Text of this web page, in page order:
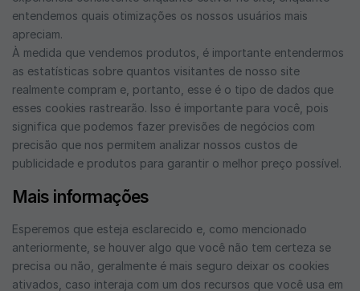
entendemos quais otimizações os nossos usuários mais
apreciam.
À medida que vendemos produtos, é importante entendermos
as estatísticas sobre quantos visitantes de nosso site
realmente compram e, portanto, esse é o tipo de dados que
esses cookies rastrearão. Isso é importante para você, pois
significa que podemos fazer previsões de negócios com
precisão que nos permitem analizar nossos custos de
publicidade e produtos para garantir o melhor preço possível.
Mais informações
Esperemos que esteja esclarecido e, como mencionado
anteriormente, se houver algo que você não tem certeza se
precisa ou não, geralmente é mais seguro deixar os cookies
ativados, caso interaja com um dos recursos que você usa em